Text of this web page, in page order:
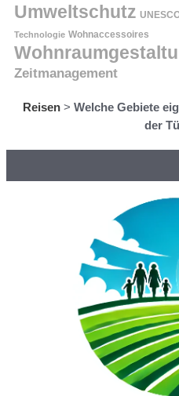
Umweltschutz
Technologie Wohnaccessoires
Zeitmanagement
Reisen > Welche Gebiete
der